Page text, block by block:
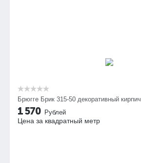
Брюгге Брик 315-50 декоративный кирпич
1 570 Рублей
Цена за квадратный метр